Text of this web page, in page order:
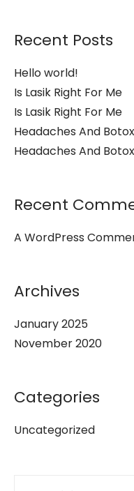
Recent Posts
Hello world!
Is Lasik Right For Me
Is Lasik Right For Me
Headaches And
Headaches And
Recent
A WordPress
Archives
January 2025
November 2020
Categories
Uncategorized